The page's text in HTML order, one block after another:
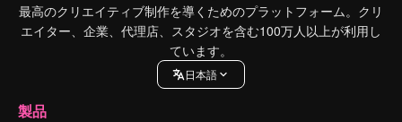
最高のクリエイティブ制作を導くためのプラットフォーム。クリ
エイター、企業、代理店、スタジオを含む100万人以上が利用し
ています。
日本語
製品